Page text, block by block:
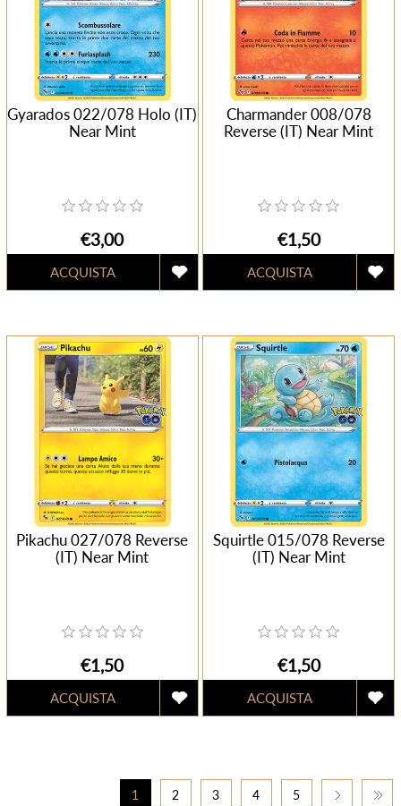
Gyarados 022/078 Holo (IT)
Near Mint
€3,00
Charmander 008/078
Reverse (IT) Near Mint
€1,50
Pikachu 027/078 Reverse
(IT) Near Mint
€1,50
Squirtle 015/078 Reverse
(IT) Near Mint
€1,50
1 2 3 4 5